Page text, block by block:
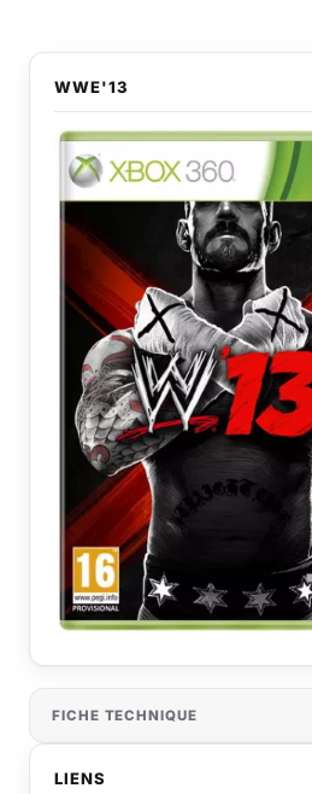
WWE'13
FICHE TECHNIQUE
LIENS